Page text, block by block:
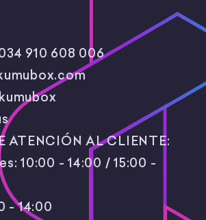
910 608 006
ATENCIÓN AL CLIENTE:
10:00 - 14:00 / 15:00 -
- 14:00